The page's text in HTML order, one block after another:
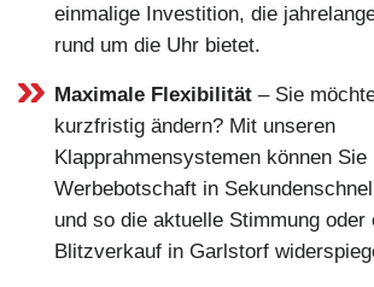
einmalige Investition, die
rund um die Uhr bietet.
Maximale Flexibilität – Sie
kurzfristig ändern? Mit unseren
Klapprahmensystemen können Sie
Werbebotschaft in
und so die aktuelle Stimmung oder
Blitzverkauf in Garlstorf